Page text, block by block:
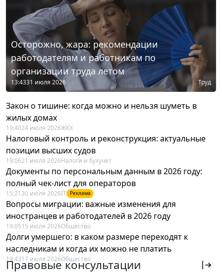
Осторожно, жара: рекомендации
работодателям и работникам по
организации труда летом
13:4331 июля 2026 Труд
Закон о тишине: когда можно и нельзя шуметь в
жилых домах
19:4024 июля 2026ЖКХ
Налоговый контроль и реконструкция: актуальные
позиции высших судов
19:0621 июля 2026Налоги и бухучет
Документы по персональным данным в 2026 году:
полный чек-лист для операторов
15:21 30 июля 2026IT Реклама
Вопросы миграции: важные изменения для
иностранцев и работодателей в 2026 году
19:0515 июля 2026Общество
Долги умершего: в каком размере переходят к
наследникам и когда их можно не платить
19:4317 июля 2026Общество
Правовые консультации